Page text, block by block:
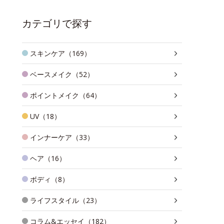
カテゴリで探す
スキンケア（169）
ベースメイク（52）
ポイントメイク（64）
UV（18）
インナーケア（33）
ヘア（16）
ボディ（8）
ライフスタイル（23）
コラム&エッセイ（182）